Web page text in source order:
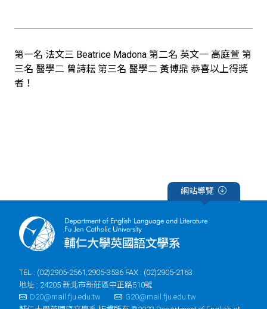
第一名 法文三 Beatrice Madona 第二名 英文一 高庭萱 第
三名 醫學二 曾詩耘 第三名 醫學二 黃博鼎 恭喜以上得獎
者！
網站導覽
TEL : (02)2905-2561;2905-3536 FAX : (02)2905-2163
地址 : 24205 新北市新莊區中正路510號
D20@mail.fju.edu.tw
G20@mail.fju.edu.tw